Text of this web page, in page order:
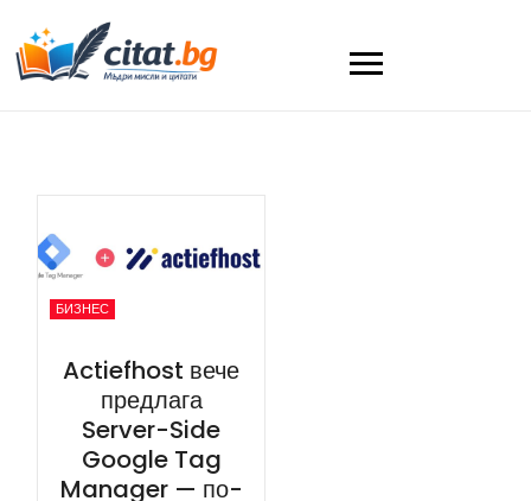
БИЗНЕС
Actiefhost вече
предлага
Server-Side
Google Tag
Manager — по-